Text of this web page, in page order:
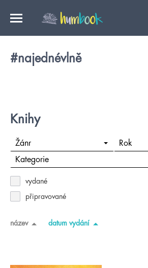
#najednévlně
Knihy
Žánr Rok
Kategorie
vydané
připravované
název datum vydání